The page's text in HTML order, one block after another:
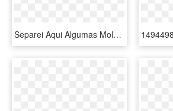
Separei Aqui Algumas Molduras Para Fotos Pra Comemorar - Ultimate Dirty Dancing Album Cover, HD Png Download